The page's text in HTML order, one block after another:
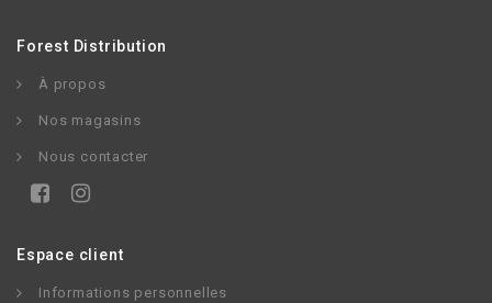
Forest Distribution
À propos
Nos magasins
Nous contacter
Espace client
Informations personnelles